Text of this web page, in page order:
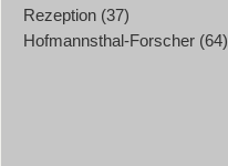
Rezeption (37)
Hofmannsthal-Forscher (64)